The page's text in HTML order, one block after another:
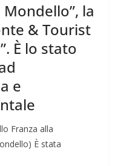
la
& Tourist
È lo stato
e
Franza alla
È stata